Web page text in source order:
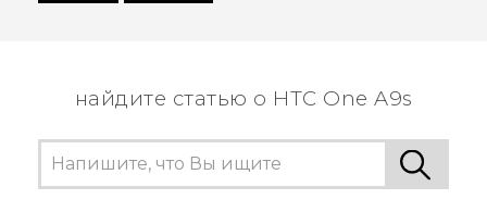
найдите статью о HTC One A9s